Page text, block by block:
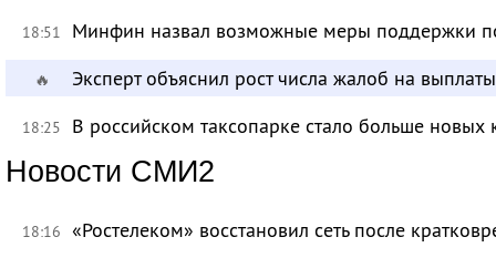
18:51 Минфин назвал возможные меры поддержки
🔥 Эксперт объяснил рост числа жалоб на
18:25 В российском таксопарке стало больше новых
Новости СМИ2
18:16 «Ростелеком» восстановил сеть после